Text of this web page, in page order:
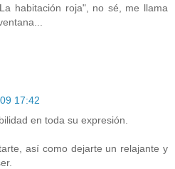
habitación roja", no sé, me llama
17:42
en toda su expresión.
así como dejarte un relajante y